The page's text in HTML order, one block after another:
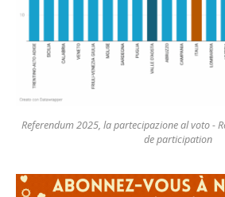
Referendum 2025, la partecipazione al voto -
de participation